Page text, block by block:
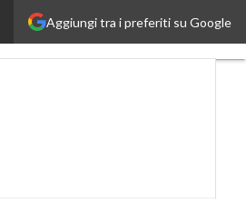
Aggiungi tra i preferiti su Google